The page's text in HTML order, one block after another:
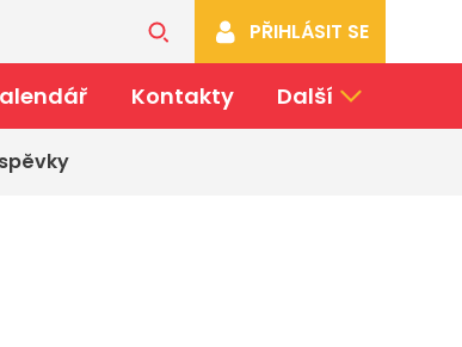
PŘIHLÁSIT SE
Kontakty Další